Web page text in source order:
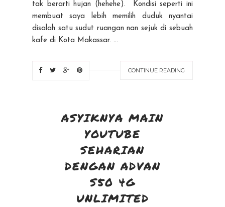
tak berarti hujan (hehehe). Kondisi seperti ini
membuat saya lebih memilih duduk nyantai
disalah satu sudut ruangan nan sejuk di sebuah
kafe di Kota Makassar. ...
CONTINUE READING
ASYIKNYA MAIN
YOUTUBE
SEHARIAN
DENGAN ADVAN
S50 4G
UNLIMITED